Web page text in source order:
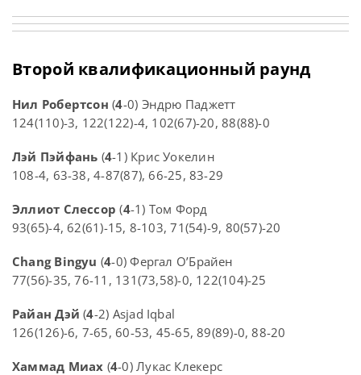
Второй квалификационный раунд
Нил Робертсон (4-0) Эндрю Паджетт
124(110)-3, 122(122)-4, 102(67)-20, 88(88)-0
Лэй Пэйфань (4-1) Крис Уокелин
108-4, 63-38, 4-87(87), 66-25, 83-29
Эллиот Слессор (4-1) Том Форд
93(65)-4, 62(61)-15, 8-103, 71(54)-9, 80(57)-20
Chang Bingyu (4-0) Фергал О’Брайен
77(56)-35, 76-11, 131(73,58)-0, 122(104)-25
Райан Дэй (4-2) Asjad Iqbal
126(126)-6, 7-65, 60-53, 45-65, 89(89)-0, 88-20
Хаммад Миах (4-0) Лукас Клекерс